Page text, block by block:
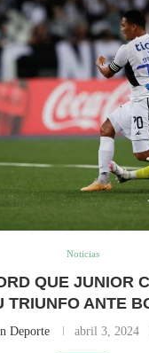
Noticias
QUE JUNIOR
TRIUNFO ANTE
Deporte abril 3, 2024